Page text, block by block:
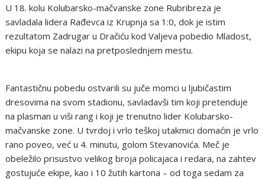
U 18. kolu Kolubarsko-mačvanske zone Rubribreza je
savladala lidera Rađevca iz Krupnja sa 1:0, dok je istim
rezultatom Zadrugar u Dračiću kod Valjeva pobedio Mladost,
ekipu koja se nalazi na pretposlednjem mestu.
Fantastičnu pobedu ostvarili su juče momci u ljubičastim
dresovima na svom stadionu, savladavši tim koji pretenduje
na plasman u viši rang i koji je trenutno lider Kolubarsko-
mačvanske zone. U tvrdoj i vrlo teškoj utakmici domaćin je vrlo
rano poveo, već u 4. minutu, golom Stevanovića. Meč je
obeležilo prisustvo velikog broja policajaca i redara, na zahtev
gostujuće ekipe, kao i 10 žutih kartona – od toga sedam za